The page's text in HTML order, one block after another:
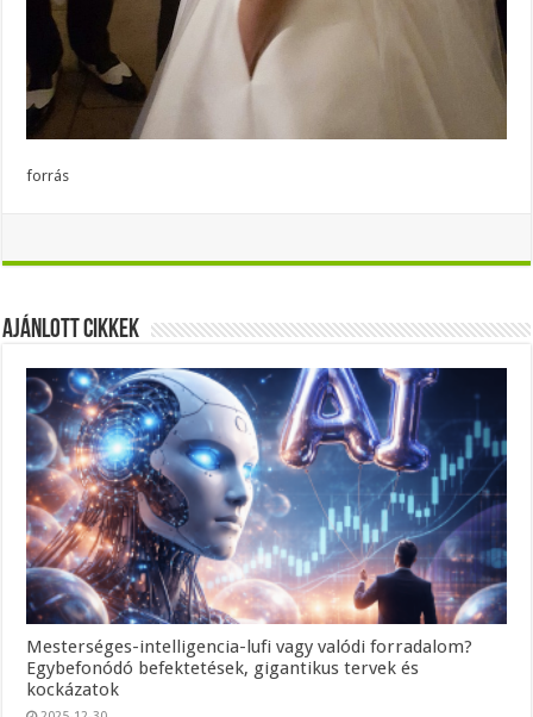
forrás
Ajánlott Cikkek
Mesterséges-intelligencia-lufi vagy valódi forradalom?
Egybefonódó befektetések, gigantikus tervek és
kockázatok